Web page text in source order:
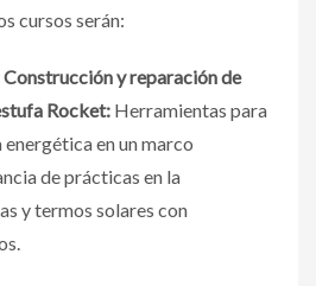
cursos serán:
y reparación de
Rocket: Herramientas para
en un marco
de prácticas en la
y termos solares con